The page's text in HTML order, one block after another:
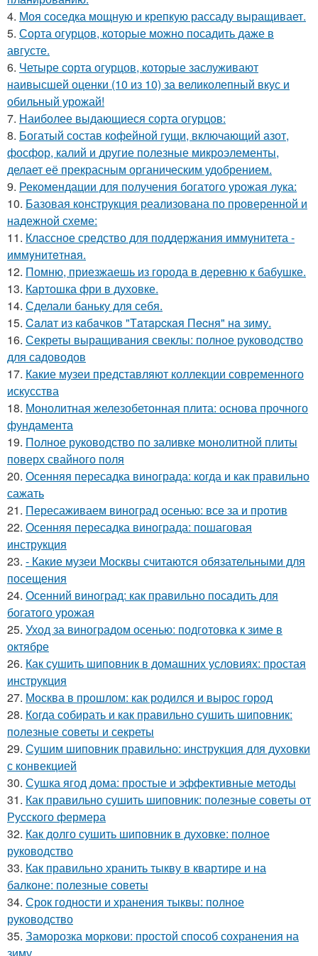
4. Моя соседка мощную и крепкую рассаду выращивает.
5. Сорта огурцов, которые можно посадить даже в
августе.
6. Четыре сорта огурцов, которые заслуживают
наивысшей оценки (10 из 10) за великолепный вкус и
обильный урожай!
7. Наиболее выдающиеся сорта огурцов:
8. Богатый состав кофейной гущи, включающий азот,
фосфор, калий и другие полезные микроэлементы,
делает её прекрасным органическим удобрением.
9. Рекомендации для получения богатого урожая лука:
10. Базовая конструкция реализована по проверенной и
надежной схеме:
11. Классное средство для поддержания иммунитета -
иммyнитeтнaя.
12. Помню, приезжаешь из города в деревню к бабушке.
13. Картошка фри в духовке.
14. Сделали баньку для себя.
15. Caлaт из кaбaчкoв "Тaтapcкaя Пecня" нa зиму.
16. Секреты выращивания свеклы: полное руководство
для садоводов
17. Какие музеи представляют коллекции современного
искусства
18. Монолитная железобетонная плита: основа прочного
фундамента
19. Полное руководство по заливке монолитной плиты
поверх свайного поля
20. Осенняя пересадка винограда: когда и как правильно
сажать
21. Пересаживаем виноград осенью: все за и против
22. Осенняя пересадка винограда: пошаговая
инструкция
23. - Какие музеи Москвы считаются обязательными для
посещения
24. Осенний виноград: как правильно посадить для
богатого урожая
25. Уход за виноградом осенью: подготовка к зиме в
октябре
26. Как сушить шиповник в домашних условиях: простая
инструкция
27. Москва в прошлом: как родился и вырос город
28. Когда собирать и как правильно сушить шиповник:
полезные советы и секреты
29. Сушим шиповник правильно: инструкция для духовки
с конвекцией
30. Сушка ягод дома: простые и эффективные методы
31. Как правильно сушить шиповник: полезные советы от
Русского фермера
32. Как долго сушить шиповник в духовке: полное
руководство
33. Как правильно хранить тыкву в квартире и на
балконе: полезные советы
34. Срок годности и хранения тыквы: полное
руководство
35. Заморозка моркови: простой способ сохранения на